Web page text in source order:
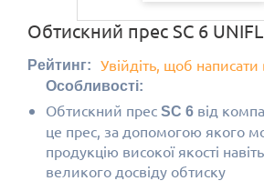
Обтискний прес SC 6
Рейтинг: Увійдіть, щоб написати
Особливості:
Обтискний прес SC 6 від
це прес, за допомогою якого
продукцію високої якості навіть
великого досвіду обтиску